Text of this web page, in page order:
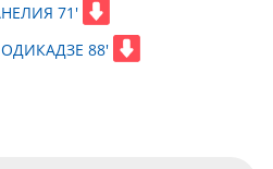
71'
ОДИКАДЗЕ 88'